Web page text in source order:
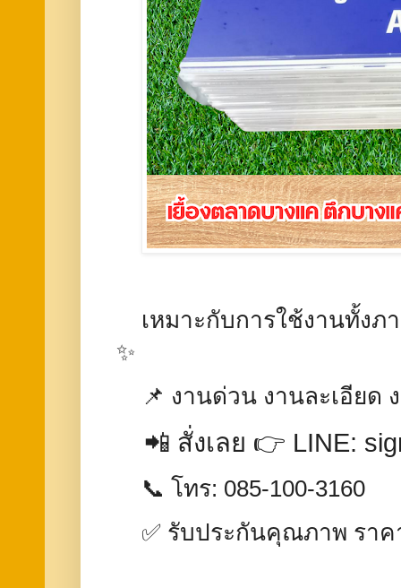
เหมาะกับการใช้งานทั้งภ
✨
📌 งานด่วน งานละเอียด
📲 สั่งเลย 👉 LINE:
📞 โทร: 085-100-3160
✅ รับประกันคุณภาพ ราค